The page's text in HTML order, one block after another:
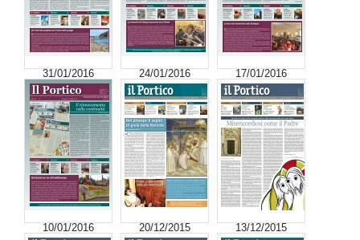
31/01/2016 24/01/2016 17/01/2016
10/01/2016 20/12/2015 13/12/2015